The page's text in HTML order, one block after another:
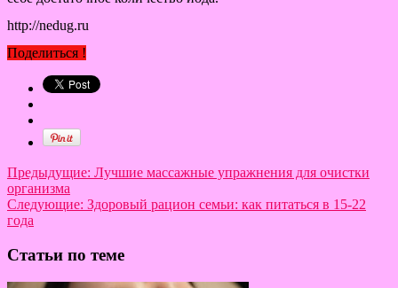
http://nedug.ru
Поделиться !
Предыдущие: Лучшие массажные упражнения для очистки
организма
Следующие: Здоровый рацион семьи: как питаться в 15-22
года
Статьи по теме